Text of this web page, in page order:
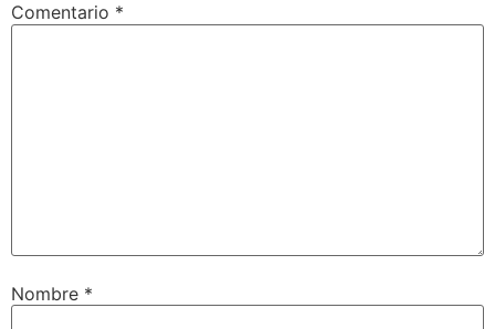
Comentario *
Nombre *